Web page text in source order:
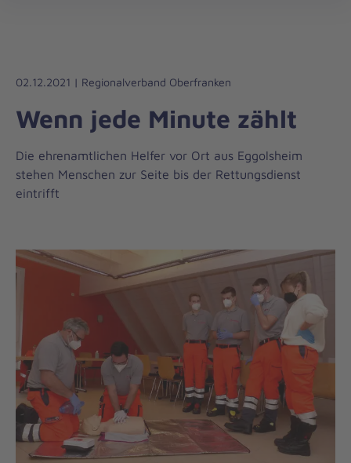
Liebe
Leben
02.12.2021 | Regionalverband Oberfranken
Wenn jede Minute zählt
Die ehrenamtlichen Helfer vor Ort aus Eggolsheim
stehen Menschen zur Seite bis der Rettungsdienst
eintrifft